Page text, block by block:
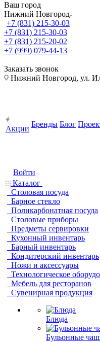
Ваш город
Нижний Новгород
+7 (831) 215-30-03
+7 (831) 215-30-03
+7 (831) 215-20-02
+7 (999) 079-44-13
Заказать звонок
Нижний Новгород, ул.
Акции
Бренды Блог
Войти
Каталог
Столовая посуда
Барное стекло
Поликарбонатная посуда
Столовые приборы
Предметы сервировки
Кухонный инвентарь
Барный инвентарь
Кондитерский инвентарь
Ножи и аксессуары
Технологическое
Мебель для ресторанов
Сувенирная продукция
Блюда
Бульонные